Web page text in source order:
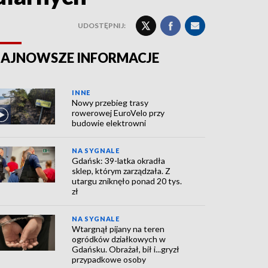
UDOSTĘPNIJ:
INFORMACJE
INNE
Nowy przebieg trasy
rowerowej EuroVelo przy
budowie elektrowni
NA SYGNALE
Gdańsk: 39-latka okradła
sklep, którym zarządzała. Z
utargu zniknęło ponad 20 tys.
zł
NA SYGNALE
Wtargnął pijany na teren
ogródków działkowych w
Gdańsku. Obrażał, bił i...gryzł
przypadkowe osoby